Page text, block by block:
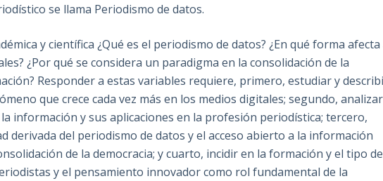
se llama Periodismo de datos.
y científica ¿Qué es el periodismo de datos? ¿En qué forma afecta
¿Por qué se considera un paradigma en la consolidación de la
Responder a estas variables requiere, primero, estudiar y
que crece cada vez más en los medios digitales; segundo, analizar
información y sus aplicaciones en la profesión periodística; tercero,
derivada del periodismo de datos y el acceso abierto a la información
de la democracia; y cuarto, incidir en la formación y el tipo de
y el pensamiento innovador como rol fundamental de la